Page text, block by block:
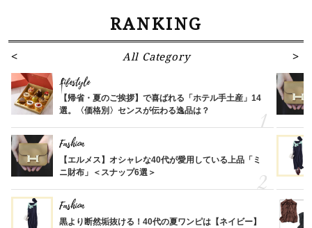
RANKING
All Category
Lifestyle
【帰省・夏のご挨拶】で喜ばれる「ホテル手土産」14
選。〈価格別〉センスが伝わる逸品は？
Fashion
【エルメス】オシャレな40代が愛用している上品「ミ
ニ財布」＜スナップ6選＞
Fashion
黒より断然垢抜ける！40代の夏ワンピは【ネイビー】